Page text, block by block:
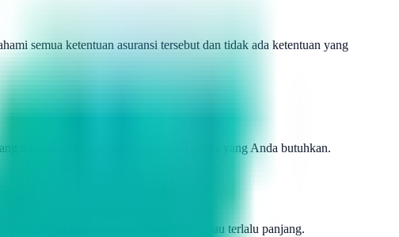
semua ketentuan asuransi tersebut dan tidak ada ketentuan yang
mencakup semua jenis perawatan medis yang Anda butuhkan.
Anda dan tidak terlalu pendek atau terlalu panjang.